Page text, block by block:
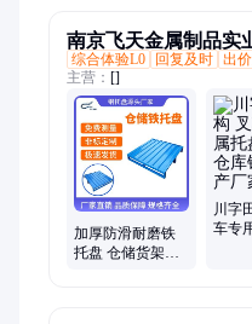
南京飞天金属制品实
综合体验L0
回复及时 出
主营： []
加厚防滑耐磨铁
托盘 仓储货架用
川字
车专